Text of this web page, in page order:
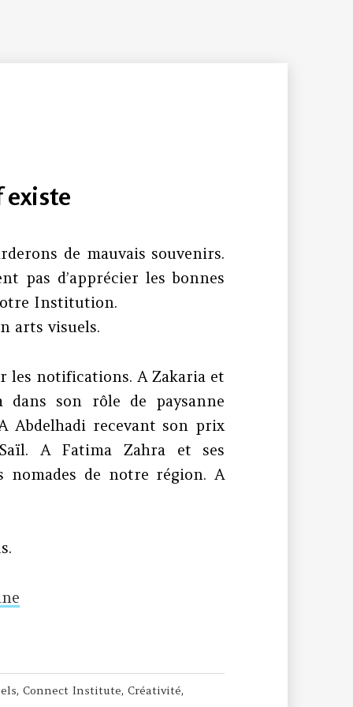
existe
de mauvais souvenirs.
pas d’apprécier les bonnes
Institution.
arts visuels.
les notifications. A Zakaria et
dans son rôle de paysanne
Abdelhadi recevant son prix
A Fatima Zahra et ses
nomades de notre région. A
,Connect Institute,Créativité,